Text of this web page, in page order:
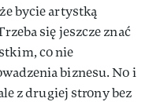
bycie artystką
się jeszcze znać
co nie
biznesu. No i
z drugiej strony bez